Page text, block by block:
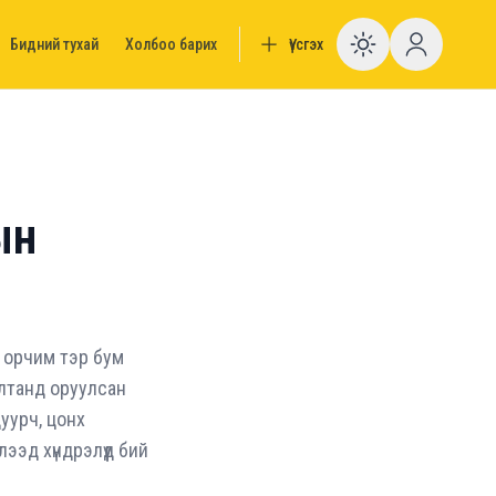
Бидний тухай Холбоо барих Үүсгэх Enable
орчим тэр бум
оруулсан
цонх
хүндрэлүүд бий